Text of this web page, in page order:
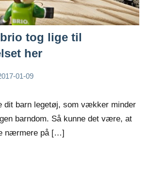
tog lige til
her
01-09
dit barn legetøj, som vækker minder
barndom. Så kunne det være, at
nærmere på […]